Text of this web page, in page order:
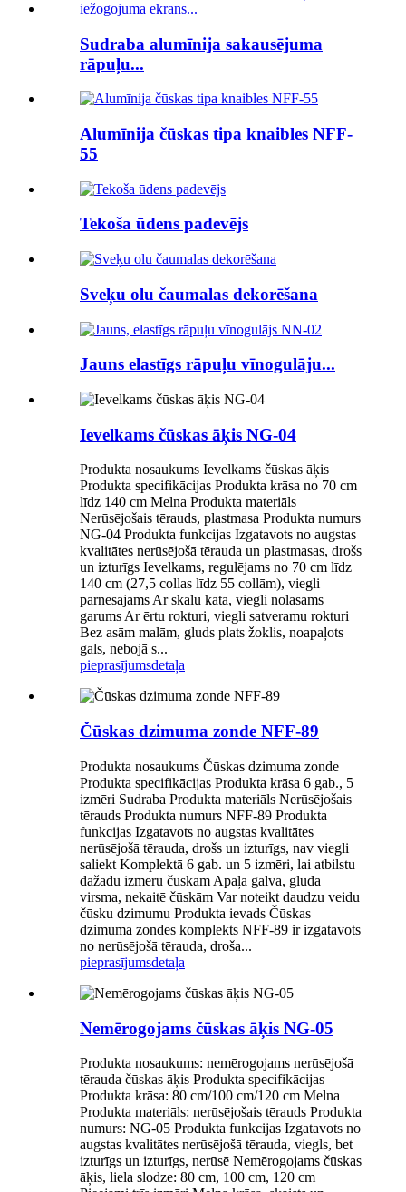
Sudraba alumīnija sakausējuma
rāpuļu...
Alumīnija čūskas tipa knaibles NFF-
55
Tekoša ūdens padevējs
Sveķu olu čaumalas dekorēšana
Jauns elastīgs rāpuļu vīnogulāju...
Ievelkams čūskas āķis NG-04
Produkta nosaukums Ievelkams čūskas āķis
Produkta specifikācijas Produkta krāsa no 70 cm
līdz 140 cm Melna Produkta materiāls
Nerūsējošais tērauds, plastmasa Produkta numurs
NG-04 Produkta funkcijas Izgatavots no augstas
kvalitātes nerūsējošā tērauda un plastmasas, drošs
un izturīgs Ievelkams, regulējams no 70 cm līdz
140 cm (27,5 collas līdz 55 collām), viegli
pārnēsājams Ar skalu kātā, viegli nolasāms
garums Ar ērtu rokturi, viegli satveramu rokturi
Bez asām malām, gluds plats žoklis, noapaļots
gals, nebojā s...
pieprasījumsdetaļa
Čūskas dzimuma zonde NFF-89
Produkta nosaukums Čūskas dzimuma zonde
Produkta specifikācijas Produkta krāsa 6 gab., 5
izmēri Sudraba Produkta materiāls Nerūsējošais
tērauds Produkta numurs NFF-89 Produkta
funkcijas Izgatavots no augstas kvalitātes
nerūsējošā tērauda, drošs un izturīgs, nav viegli
saliekt Komplektā 6 gab. un 5 izmēri, lai atbilstu
dažādu izmēru čūskām Apaļa galva, gluda
virsma, nekaitē čūskām Var noteikt daudzu veidu
čūsku dzimumu Produkta ievads Čūskas
dzimuma zondes komplekts NFF-89 ir izgatavots
no nerūsējošā tērauda, droša...
pieprasījumsdetaļa
Nemērogojams čūskas āķis NG-05
Produkta nosaukums: nemērogojams nerūsējošā
tērauda čūskas āķis Produkta specifikācijas
Produkta krāsa: 80 cm/100 cm/120 cm Melna
Produkta materiāls: nerūsējošais tērauds Produkta
numurs: NG-05 Produkta funkcijas Izgatavots no
augstas kvalitātes nerūsējošā tērauda, viegls, bet
izturīgs un izturīgs, nerūsē Nemērogojams čūskas
āķis, liela slodze: 80 cm, 100 cm, 120 cm